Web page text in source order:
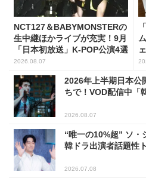
NCT127＆BABYMONSTERの
生中継ほかライブが充実！9月
「日本初放送」K-POP公演4選
2026.08.07
2026年上半期日本公
ちで！VOD配信中「
2026.08.07
“唯一の10%超” ソ
韓ドラ出演者話題性
2026.07.08